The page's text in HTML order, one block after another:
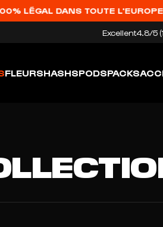
LÉGAL DANS TOUTE L'EUROPE ★
Excellent4.8/5
FLEURSHASHSPODSPACKS